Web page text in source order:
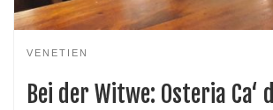
VENETIEN
Bei der Witwe: Osteria Ca‘